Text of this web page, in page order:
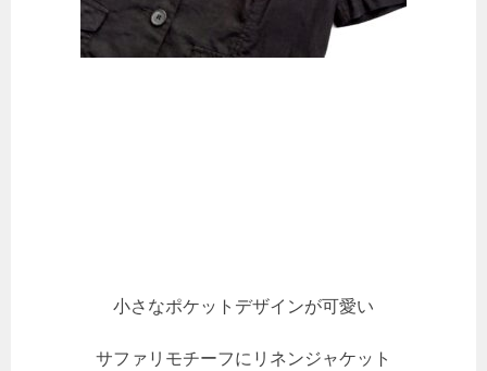
小さなポケットデザインが可愛い
サファリモチーフにリネンジャケット